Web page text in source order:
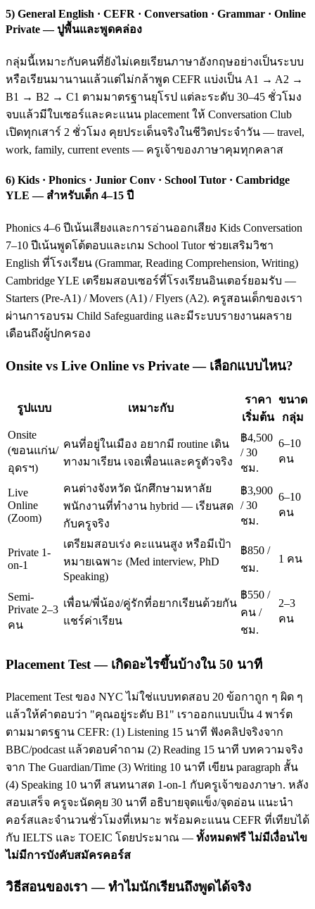
5) General English · CEFR · Conversation · Grammar · Online
Private — ปูพื้นและพูดคล่อง
กลุ่มนี้เหมาะกับคนที่ยังไม่เคยเรียนภาษาอังกฤษอย่างเป็นระบบ
หรือเรียนมานานแล้วแต่ไม่กล้าพูด CEFR แบ่งเป็น A1 → A2 →
B1 → B2 → C1 ตามมาตรฐานยุโรป แต่ละระดับ 30–45 ชั่วโมง
จบแล้วมีใบเซอร์และคะแนน placement ให้ Conversation Club
เปิดทุกเสาร์ 2 ชั่วโมง คุยประเด็นจริงในชีวิตประจำวัน — travel,
work, family, current events — ครูเจ้าของภาษาคุมทุกคลาส
6) Kids · Phonics · Junior Conv · School Tutor · Cambridge
YLE — สำหรับเด็ก 4–15 ปี
Phonics 4–6 ปีเน้นเสียงและการอ่านออกเสียง Kids Conversation
7–10 ปีเน้นพูดโต้ตอบและเกม School Tutor ช่วยเสริมวิชา
English ที่โรงเรียน (Grammar, Reading Comprehension, Writing)
Cambridge YLE เตรียมสอบเซอร์ที่โรงเรียนอินเตอร์ยอมรับ —
Starters (Pre-A1) / Movers (A1) / Flyers (A2). ครูสอนเด็กของเรา
ผ่านการอบรม Child Safeguarding และมีระบบรายงานผลราย
เดือนถึงผู้ปกครอง
Onsite vs Live Online vs Private — เลือกแบบไหน?
รูปแบบ เหมาะกับ
ราคา
เริ่มต้น
ขนาด
กลุ่ม
Onsite
(ขอนแก่น/
อุดรฯ)
คนที่อยู่ในเมือง อยากมี routine เดิน
ทางมาเรียน เจอเพื่อนและครูตัวจริง
฿4,500
/ 30
ชม.
6–10
คน
Live
Online
(Zoom)
คนต่างจังหวัด นักศึกษามหาลัย
พนักงานที่ทำงาน hybrid — เรียนสด
กับครูจริง
฿3,900
/ 30
ชม.
6–10
คน
Private 1-
on-1
เตรียมสอบเร่ง คะแนนสูง หรือมีเป้า
หมายเฉพาะ (Med interview, PhD
Speaking)
฿850 /
ชม.
1 คน
Semi-
Private 2–3
คน
เพื่อน/พี่น้อง/คู่รักที่อยากเรียนด้วยกัน
แชร์ค่าเรียน
฿550 /
คน /
ชม.
2–3
คน
Placement Test — เกิดอะไรขึ้นบ้างใน 50 นาที
Placement Test ของ NYC ไม่ใช่แบบทดสอบ 20 ข้อกาถูก ๆ ผิด ๆ
แล้วให้คำตอบว่า "คุณอยู่ระดับ B1" เราออกแบบเป็น 4 พาร์ต
ตามมาตรฐาน CEFR: (1) Listening 15 นาที ฟังคลิปจริงจาก
BBC/podcast แล้วตอบคำถาม (2) Reading 15 นาที บทความจริง
จาก The Guardian/Time (3) Writing 10 นาที เขียน paragraph สั้น
(4) Speaking 10 นาที สนทนาสด 1-on-1 กับครูเจ้าของภาษา. หลัง
สอบเสร็จ ครูจะนัดคุย 30 นาที อธิบายจุดแข็ง/จุดอ่อน แนะนำ
คอร์สและจำนวนชั่วโมงที่เหมาะ พร้อมคะแนน CEFR ที่เทียบได้
กับ IELTS และ TOEIC โดยประมาณ — ทั้งหมดฟรี ไม่มีเงื่อนไข
ไม่มีการบังคับสมัครคอร์ส
วิธีสอนของเรา — ทำไมนักเรียนถึงพูดได้จริง